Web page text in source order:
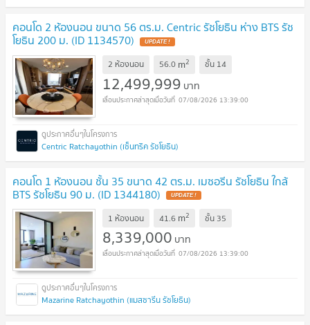
คอนโด 2 ห้องนอน ขนาด 56 ตร.ม. Centric รัชโยธิน ห่าง BTS รัช
โยธิน 200 ม. (ID 1134570) UPDATE !
2 ห้องนอน 56.0 m2 ชั้น 14
12,499,999 บาท
07/08/2026 13:39:00
Centric Ratchayothin (เซ็นทริค รัชโยธิน)
คอนโด 1 ห้องนอน ชั้น 35 ขนาด 42 ตร.ม. เมซอรีน รัชโยธิน ใกล้
BTS รัชโยธิน 90 ม. (ID 1344180) UPDATE !
1 ห้องนอน 41.6 m2 ชั้น 35
8,339,000 บาท
07/08/2026 13:39:00
Mazarine Ratchayothin (แมสซารีน รัชโยธิน)